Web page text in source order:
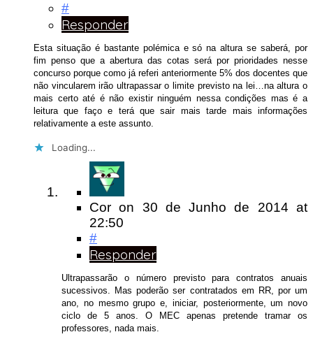
#
Responder
Esta situação é bastante polémica e só na altura se saberá, por
fim penso que a abertura das cotas será por prioridades nesse
concurso porque como já referi anteriormente 5% dos docentes que
não vincularem irão ultrapassar o limite previsto na lei…na altura o
mais certo até é não existir ninguém nessa condições mas é a
leitura que faço e terá que sair mais tarde mais informações
relativamente a este assunto.
Loading...
Cor on 30 de Junho de 2014at
22:50
#
Responder
Ultrapassarão o número previsto para contratos anuais
sucessivos. Mas poderão ser contratados em RR, por um
ano, no mesmo grupo e, iniciar, posteriormente, um novo
ciclo de 5 anos. O MEC apenas pretende tramar os
professores, nada mais.